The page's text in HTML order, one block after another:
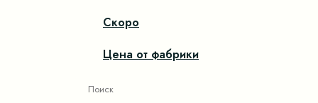
Скоро
Цена от фабрики